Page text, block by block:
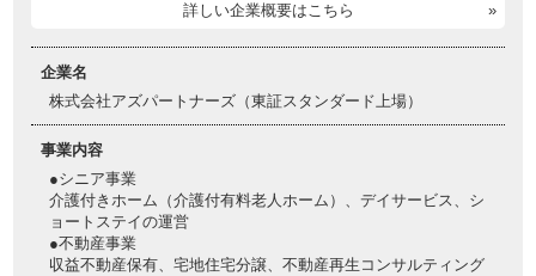
詳しい企業概要はこちら
企業名
株式会社アズパートナーズ（東証スタンダード上場）
事業内容
●シニア事業
介護付きホーム（介護付有料老人ホーム）、デイサービス、シ
ョートステイの運営
●不動産事業
収益不動産保有、宅地住宅分譲、不動産再生コンサルティング